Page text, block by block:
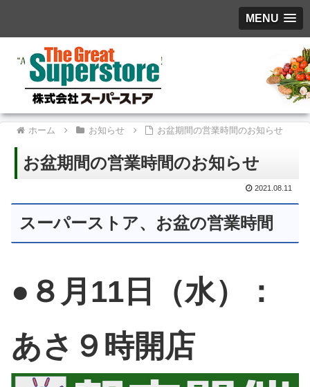
MENU
ホーム お知らせ お盆期間の営業時間のお知らせ
お盆期間の営業時間のお知らせ
2021.08.11
スーパーストア、お盆の営業時間
●８月11日（水）：
あさ９時開店